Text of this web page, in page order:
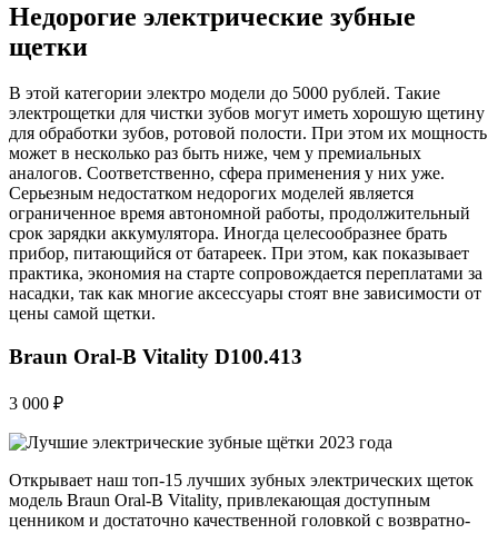
Недорогие электрические зубные
щетки
В этой категории электро модели до 5000 рублей. Такие
электрощетки для чистки зубов могут иметь хорошую щетину
для обработки зубов, ротовой полости. При этом их мощность
может в несколько раз быть ниже, чем у премиальных
аналогов. Соответственно, сфера применения у них уже.
Серьезным недостатком недорогих моделей является
ограниченное время автономной работы, продолжительный
срок зарядки аккумулятора. Иногда целесообразнее брать
прибор, питающийся от батареек. При этом, как показывает
практика, экономия на старте сопровождается переплатами за
насадки, так как многие аксессуары стоят вне зависимости от
цены самой щетки.
Braun Oral-B Vitality D100.413
3 000 ₽
Открывает наш топ-15 лучших зубных электрических щеток
модель Braun Oral-B Vitality, привлекающая доступным
ценником и достаточно качественной головкой с возвратно-